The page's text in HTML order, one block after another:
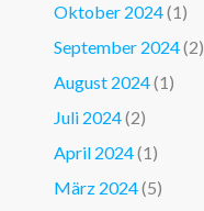
Oktober 2024(1)
September 2024(2)
August 2024(1)
Juli 2024(2)
April 2024(1)
März 2024(5)